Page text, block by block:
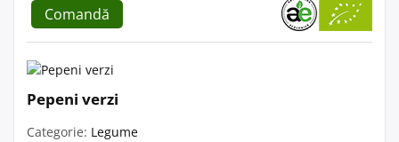
Comandă
Pepeni verzi
Categorie: Legume